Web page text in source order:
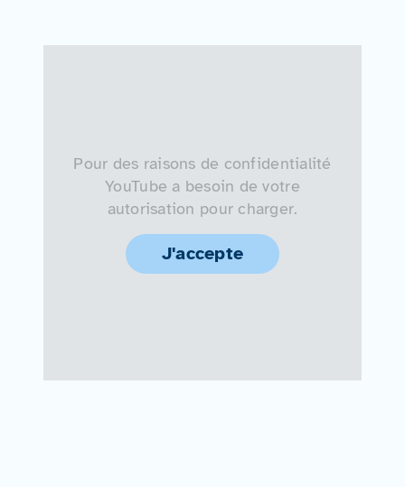
Pour des raisons de confidentialité
YouTube a besoin de votre
autorisation pour charger.
J'accepte